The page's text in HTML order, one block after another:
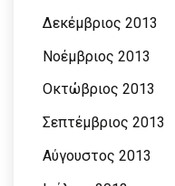
Δεκέμβριος 2013
Νοέμβριος 2013
Οκτώβριος 2013
Σεπτέμβριος 2013
Αύγουστος 2013